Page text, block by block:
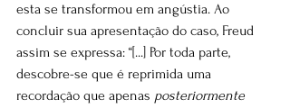
esta se transformou em angústia. Ao
concluir sua apresentação do caso, Freud
assim se expressa: “[...] Por toda parte,
descobre-se que é reprimida uma
recordação que apenas posteriormente